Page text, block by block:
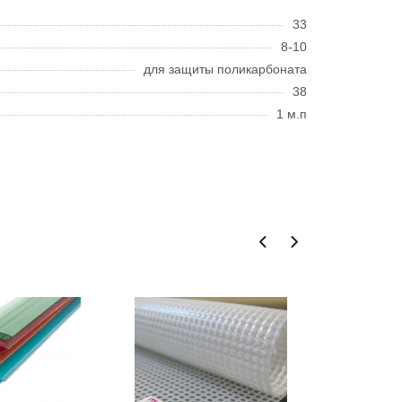
33
8-10
для защиты поликарбоната
38
1 м.п